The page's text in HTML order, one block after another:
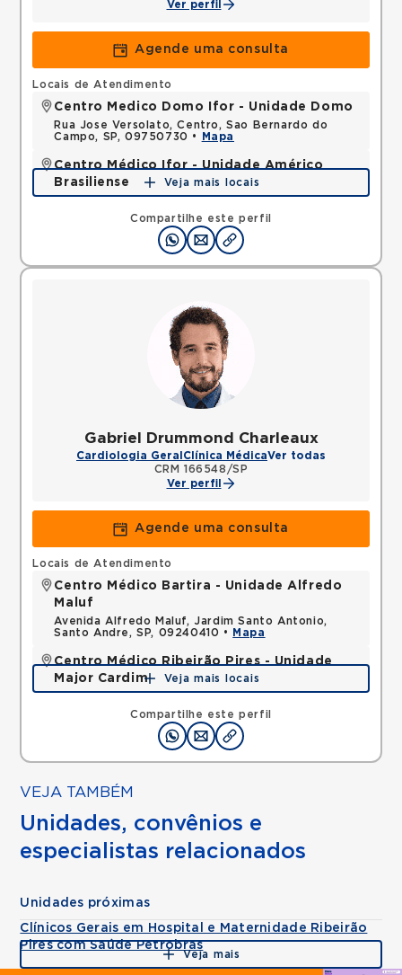
Ver perfil
Agende uma consulta
Compartilhe este perfil
Locais de Atendimento
Centro Medico Domo Ifor - Unidade Domo
Rua Jose Versolato, Centro, Sao Bernardo do
Campo, SP, 09750730 •
Mapa
Centro Médico Ifor - Unidade Américo
Brasiliense
Rua Americo Brasiliense, Centro, Sao Bernardo do
Campo, SP, 09715021 •
Mapa
Veja mais locais
Gabriel Drummond Charleaux
Cardiologia Geral Clínica MédicaVer todas
CRM 166548/SP
Ver perfil
Agende uma consulta
Compartilhe este perfil
Locais de Atendimento
Centro Médico Bartira - Unidade Alfredo
Maluf
Avenida Alfredo Maluf, Jardim Santo Antonio,
Santo Andre, SP, 09240410 •
Mapa
Centro Médico Ribeirão Pires - Unidade
Major Cardim
Rua Major Cardim, Suissa, Ribeirao Pires, SP,
Mapa
Veja mais locais
VEJA TAMBÉM
Unidades, convênios e
especialistas relacionados
Unidades próximas
Clínicos Gerais em Hospital e Maternidade Ribeirão
Pires com Saúde Petrobras
Veja mais